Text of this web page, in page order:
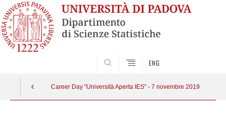
ENG
Career Day "Università Aperta IES" - 7 novembre 2019